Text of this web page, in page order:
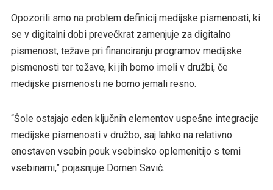
Opozorili smo na problem definicij medijske pismenosti, ki
se v digitalni dobi prevečkrat zamenjuje za digitalno
pismenost, težave pri financiranju programov medijske
pismenosti ter težave, ki jih bomo imeli v družbi, če
medijske pismenosti ne bomo jemali resno.
“Šole ostajajo eden ključnih elementov uspešne integracije
medijske pismenosti v družbo, saj lahko na relativno
enostaven vsebin pouk vsebinsko oplemenitijo s temi
vsebinami,” pojasnjuje Domen Savič.